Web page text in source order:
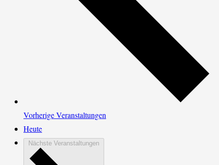
VorherigeVeranstaltungen
Heute
Nächste Veranstaltungen